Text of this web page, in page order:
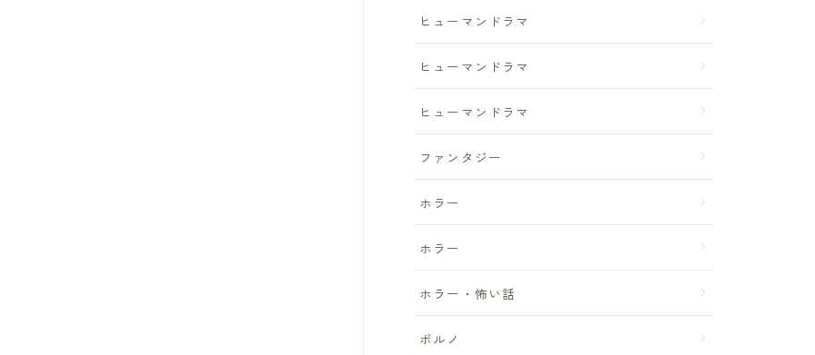
ヒューマンドラマ
ヒューマンドラマ
ヒューマンドラマ
ファンタジー
ホラー
ホラー
ホラー・怖い話
ポルノ